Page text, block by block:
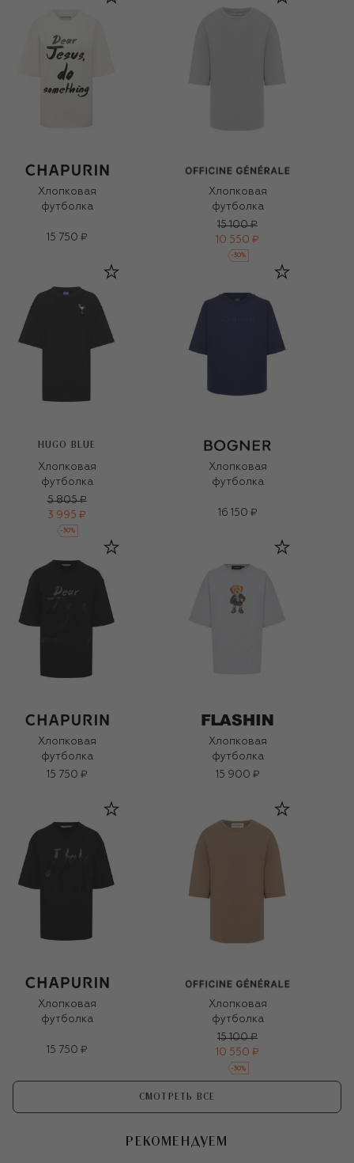
Хлопковая
футболка
15 750 ₽
Хлопковая
футболка
15 100 ₽
10 550 ₽
-30%
HUGO BLUE
Хлопковая
футболка
5 805 ₽
3 995 ₽
-30%
Хлопковая
футболка
16 150 ₽
Хлопковая
футболка
15 750 ₽
Хлопковая
футболка
15 900 ₽
Хлопковая
футболка
15 750 ₽
Хлопковая
футболка
15 100 ₽
10 550 ₽
-30%
СМОТРЕТЬ ВСЕ
РЕКОМЕНДУЕМ